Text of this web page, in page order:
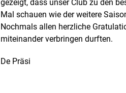
gezeigt, dass unser Club zu den
Mal schauen wie der weitere
Nochmals allen herzliche
miteinander verbringen durften.
De Präsi